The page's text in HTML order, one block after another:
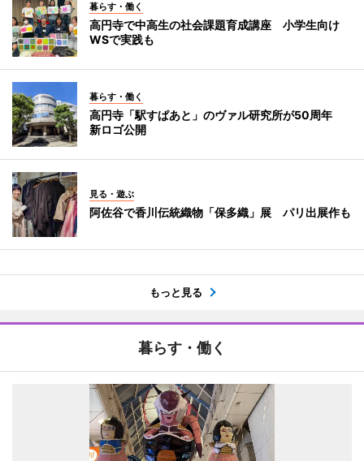
暮らす・働く
高円寺で中高生の社会課題育成講座 小学生向け
WSで実践も
暮らす・働く
高円寺「駅すぱあと」のヴァル研究所が50周年
新ロゴ公開
見る・遊ぶ
阿佐谷で香川伝統織物「保多織」展 パリ出展作も
もっと見る
暮らす・働く